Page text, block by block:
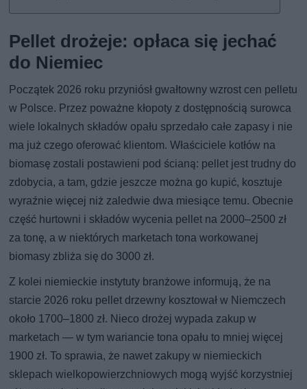
Pellet drożeje: opłaca się jechać
do Niemiec
Początek 2026 roku przyniósł gwałtowny wzrost cen pelletu
w Polsce. Przez poważne kłopoty z dostępnością surowca
wiele lokalnych składów opału sprzedało całe zapasy i nie
ma już czego oferować klientom. Właściciele kotłów na
biomasę zostali postawieni pod ścianą: pellet jest trudny do
zdobycia, a tam, gdzie jeszcze można go kupić, kosztuje
wyraźnie więcej niż zaledwie dwa miesiące temu. Obecnie
część hurtowni i składów wycenia pellet na 2000–2500 zł
za tonę, a w niektórych marketach tona workowanej
biomasy zbliża się do 3000 zł.
Z kolei niemieckie instytuty branżowe informują, że na
starcie 2026 roku pellet drzewny kosztował w Niemczech
około 1700–1800 zł. Nieco drożej wypada zakup w
marketach — w tym wariancie tona opału to mniej więcej
1900 zł. To sprawia, że nawet zakupy w niemieckich
sklepach wielkopowierzchniowych mogą wyjść korzystniej